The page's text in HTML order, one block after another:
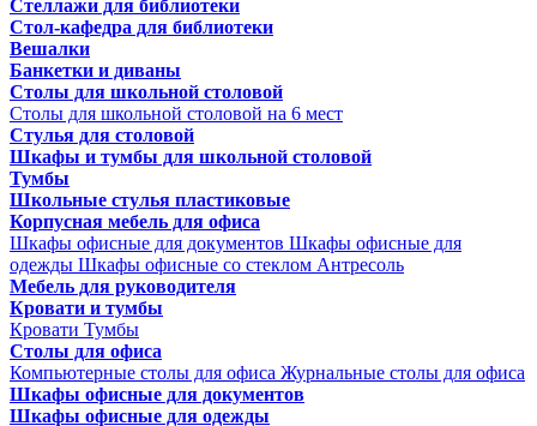
Стеллажи для библиотеки
Стол-кафедра для библиотеки
Вешалки
Банкетки и диваны
Столы для школьной столовой
Столы для школьной столовой на 6 мест
Стулья для столовой
Шкафы и тумбы для школьной столовой
Тумбы
Школьные стулья пластиковые
Корпусная мебель для офиса
Шкафы офисные для документов Шкафы офисные для
одежды Шкафы офисные со стеклом Антресоль
Мебель для руководителя
Кровати и тумбы
Кровати Тумбы
Столы для офиса
Компьютерные столы для офиса Журнальные столы для офиса
Шкафы офисные для документов
Шкафы офисные для одежды